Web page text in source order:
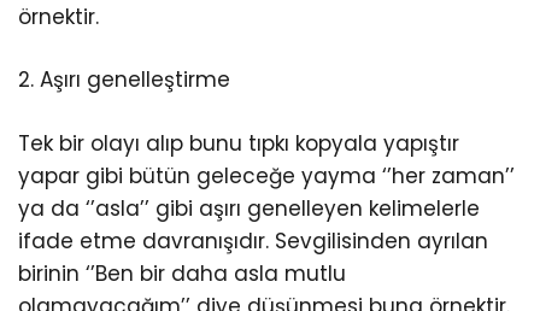
örnektir.
2. Aşırı genelleştirme
Tek bir olayı alıp bunu tıpkı kopyala yapıştır
yapar gibi bütün geleceğe yayma ‘’her zaman’’
ya da ‘’asla’’ gibi aşırı genelleyen kelimelerle
ifade etme davranışıdır. Sevgilisinden ayrılan
birinin ‘’Ben bir daha asla mutlu